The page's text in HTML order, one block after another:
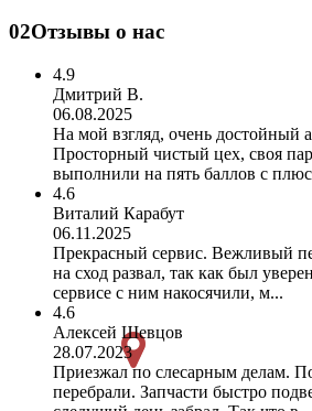
02Отзывы о нас
4.9
Дмитрий В.
06.08.2025
На мой взгляд, очень достойный
Просторный чистый цех, своя
выполнили на пять баллов с
4.6
Виталий Карабут
06.11.2025
Прекрасный сервис. Вежливый
на сход развал, так как был
сервисе с ним накосячили, м...
4.6
Алексей Шевцов
28.07.2023
Приезжал по слесарным делам.
перебрали. Запчасти быстро